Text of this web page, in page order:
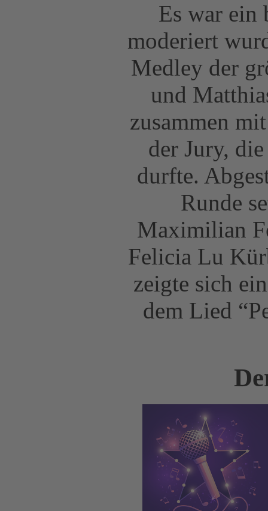
Es war ein
moderiert
Medley der
und
zusammen
der Jury,
durfte.
Runde
Maximilian
Felicia Lu
zeigte sich
dem Lied